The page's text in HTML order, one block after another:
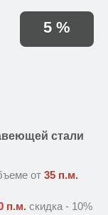
5 %
стали
от 35 п.м.
п.м. скидка - 10%